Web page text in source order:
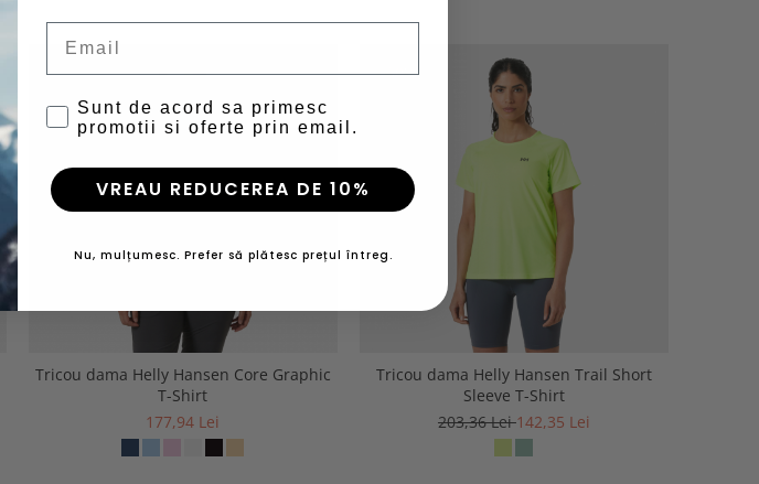
Tricou dama Helly Hansen Core Graphic
T-Shirt
177,94 Lei
-30%
Tricou dama Helly Hansen Trail Short
Sleeve T-Shirt
203,36 Lei142,35 Lei
Sunt de acord sa primesc
promotii si oferte prin email.
VREAU REDUCEREA DE 10%
Nu, mulțumesc. Prefer să plătesc prețul întreg.